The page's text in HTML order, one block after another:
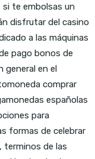
te embolsas un
disfrutar del casino
a las máquinas
pago bonos de
general en el
comprar
españolas
para
formas de celebrar
terminos de las